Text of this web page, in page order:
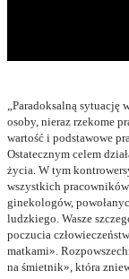
„Paradoksalną sytuację
osoby, nieraz rzekome
wartość i podstawowe
Ostatecznym celem
życia. W tym
wszystkich pracowników
ginekologów,
ludzkiego. Wasze
poczucia
matkami».
na śmietnik», która